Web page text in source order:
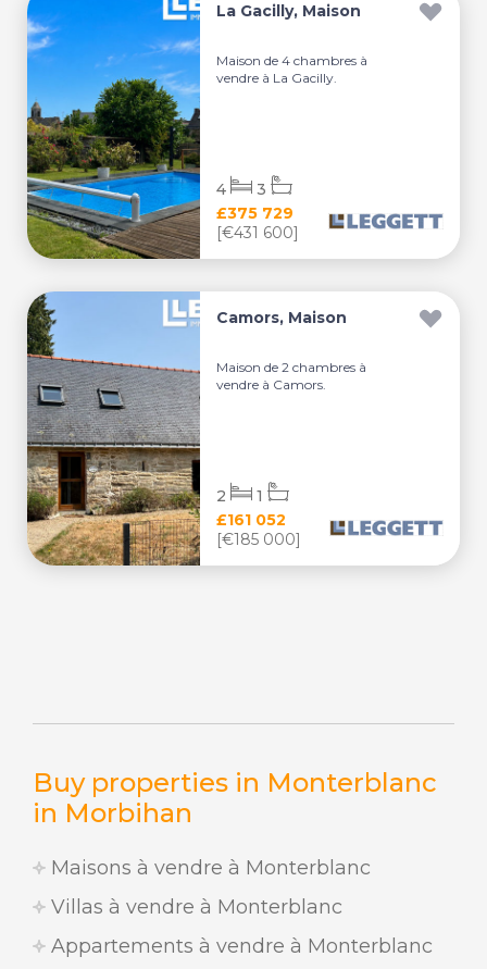
Buy properties in Monterblanc
in Morbihan
Maisons à vendre à Monterblanc
Villas à vendre à Monterblanc
Appartements à vendre à Monterblanc
La Gacilly, Maison
Maison de 4 chambres à
vendre à La Gacilly.
£375 729
[€431 600]
4 3
Camors, Maison
Maison de 2 chambres à
vendre à Camors.
£161 052
[€185 000]
2 1